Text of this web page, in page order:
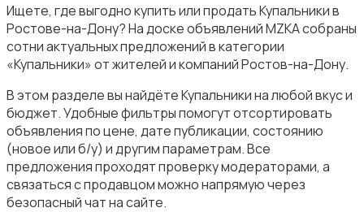
Купальники
Нижнее белье
Ищете, где выгодно купить или продать Купальники в
Ростове-на-Дону? На доске объявлений MZKA собраны
сотни актуальных предложений в категории
«Купальники» от жителей и компаний Ростов-на-Дону.
В этом разделе вы найдёте Купальники на любой вкус и
бюджет. Удобные фильтры помогут отсортировать
объявления по цене, дате публикации, состоянию
(новое или б/у) и другим параметрам. Все
предложения проходят проверку модераторами, а
связаться с продавцом можно напрямую через
безопасный чат на сайте.